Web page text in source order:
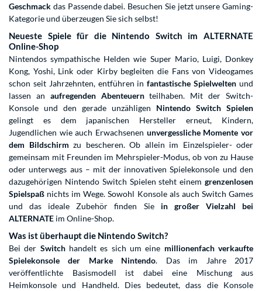
Geschmack das Passende dabei. Besuchen Sie jetzt unsere Gaming-
Kategorieund überzeugen Sie sich selbst!
Neueste Spiele für die Nintendo Switch im ALTERNATE
Online-Shop
Nintendos sympathische Helden wie Super Mario, Luigi, Donkey
Kong, Yoshi, Link oder Kirby begleiten die Fans von Videogames
schon seit Jahrzehnten, entführen infantastische Spielwelten und
lassen an aufregenden Abenteuernteilhaben. Mit der Switch-
Konsole und den gerade unzähligen Nintendo Switch Spielen
gelingt es dem japanischen Hersteller erneut, Kindern,
Jugendlichen wie auch Erwachsenen unvergessliche Momente vor
dem Bildschirm zu bescheren. Ob allein im Einzelspieler- oder
gemeinsam mit Freunden im Mehrspieler-Modus, ob von zu Hause
oder unterwegs aus – mit der innovativen Spielekonsole und den
dazugehörigen Nintendo Switch Spielen steht einem grenzenlosen
Spielspaß nichts im Wege. Sowohl Konsoleals auch Switch Games
und das idealeZubehör finden Sie in großer Vielzahl bei
ALTERNATE im Online-Shop.
Was ist überhaupt die Nintendo Switch?
Bei der Switch handelt es sich um eine millionenfach verkaufte
Spielekonsole der Marke Nintendo. Das im Jahre 2017
veröffentlichte Basismodell ist dabei eine Mischung aus
Heimkonsole und Handheld. Dies bedeutet, dass die Konsole